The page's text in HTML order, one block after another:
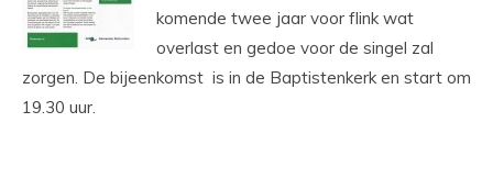
komende twee jaar voor flink wat
overlast en gedoe voor de singel zal
zorgen. De bijeenkomst is in de Baptistenkerk en start om
19.30 uur.